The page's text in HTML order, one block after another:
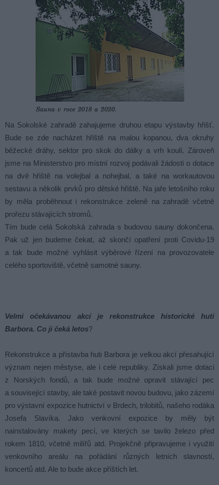
Na Sokolské zahradě zahajujeme druhou etapu výstavby hřišť.
Bude se zde nacházet hřiště na malou kopanou, dva okruhy
běžecké dráhy, sektor pro skok do dálky a vrh koulí. Zároveň
jsme na Ministerstvo pro místní rozvoj podávali žádosti o dotace
na dvě hřiště na volejbal a nohejbal, a také na workautovou
sestavu a několik prvků pro dětské hřiště. Na jaře letošního roku
by měla proběhnout i rekonstrukce zeleně na zahradě včetně
prořezu stávajících stromů.
Tím bude celá Sokolská zahrada s budovou sauny dokončena.
Pak už jen budeme čekat, až skončí opatření proti Covidu-19
a tak bude možné vyhlásit výběrové řízení na provozovatele
celého sportoviště, včetně samotné sauny.
Velmi očekávanou akcí je rekonstrukce historické huti
Barbora. Co ji čeká letos?
Rekonstrukce a přístavba huti Barbora je velkou akcí přesahující
význam nejen městyse, ale i celé republiky. Získali jsme dotaci
z Norských fondů, a tak bude možné opravit stávající pec
a související stavby, ale také postavit novou budovu, jako zázemí
pro výstavní expozice hutnictví v Brdech, trilobitů, našeho rodáka
Josefa Slavíka. Jako venkovní expozice by měly být
nainstalovány makety pecí, ve kterých se tavilo železo před
rokem 1810, včetně milířů atd. Projekčně připravujeme i využití
venkovního areálu na pořádání různých letních slavností,
koncertů atd. Ale to bude akce příštích let.